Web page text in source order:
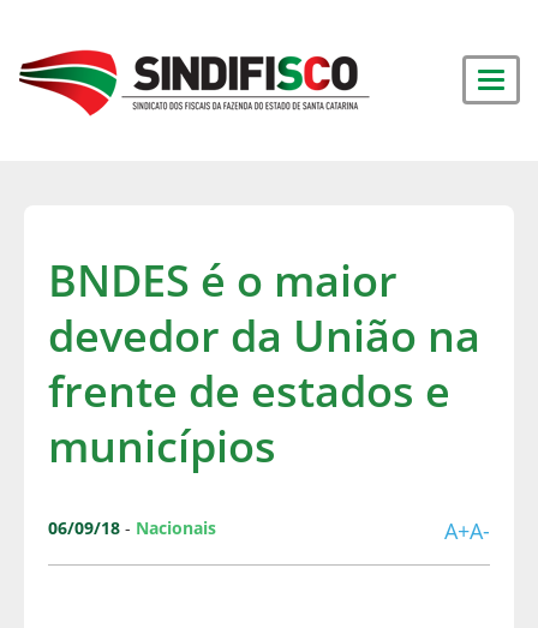
BNDES é o maior
devedor da União na
frente de estados e
municípios
06/09/18 - Nacionais A+A-